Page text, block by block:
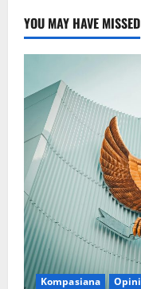
YOU MAY HAVE MISSED
Kompasiana Opini